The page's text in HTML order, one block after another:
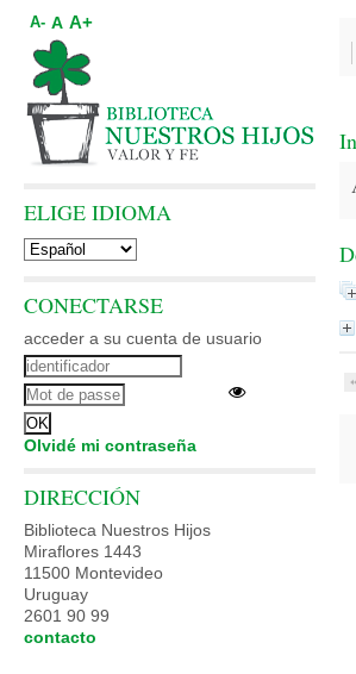
A- A A+
ELIGE IDIOMA
CONECTARSE
acceder a su cuenta de usuario
Olvidé mi contraseña
DIRECCIÓN
Biblioteca Nuestros Hijos
Miraflores 1443
11500 Montevideo
Uruguay
2601 90 99
contacto